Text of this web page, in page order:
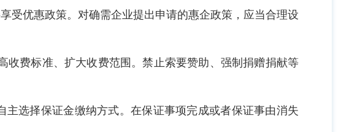
受优惠政策。对确需企业提出申请的惠企政策，应当合理设
费标准、扩大收费范围。禁止索要赞助、强制捐赠捐献等
选择保证金缴纳方式。在保证事项完成或者保证事由消失